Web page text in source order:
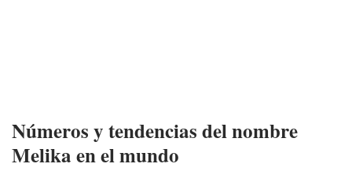
Números y tendencias del nombre
Melika en el mundo